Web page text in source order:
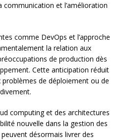
communication et l’amélioration
comme DevOps et l’approche
la relation aux
de production dès
Cette anticipation réduit
de déploiement ou de
computing et des architectures
nouvelle dans la gestion des
désormais livrer des